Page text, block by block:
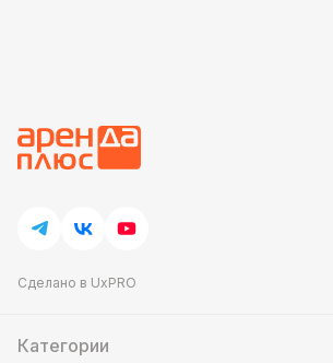
Сделано в UxPRO
Категории